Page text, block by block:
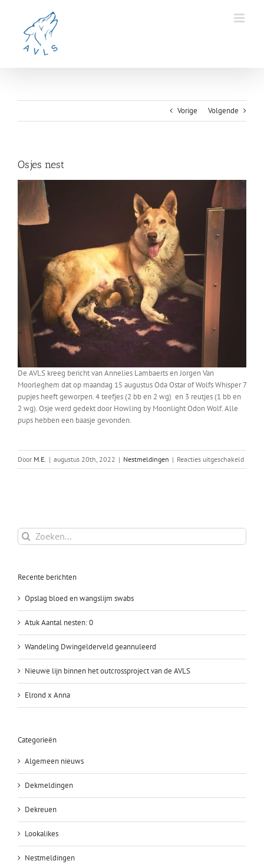
Vorige Volgende
Osjes nest
De AVLS kreeg bericht van Annelies Lambaerts en Jorgen Van
Moorleghem dat op maandag 15 augustus Oda Ostar of Wolfs Whisper 7
pupjes heeft geworpen. 4 teefjes (2 bb en 2 wg) en 3 reutjes (1 bb en
2 wg). Osje werd gedekt door Howling by Moonlight Odon Wolf. Alle
pups hebben een baasje gevonden.
Door M.E. | augustus 20th, 2022 | Nestmeldingen | Reacties uitgeschakeldvoor
Osjes
Zoeken
naar:
Recente berichten
Opslag bloed en wangslijm swabs
Atuk Aantal nesten: 0
Wandeling Dwingelderveld geannuleerd
Nieuwe lijn binnen het outcrossproject van de AVLS
Elrond x Anna
Categorieën
Algemeen nieuws
Dekmeldingen
Dekreuen
Lookalikes
Nestmeldingen